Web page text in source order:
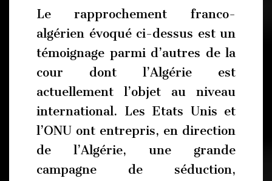
Le rapprochement franco-
algérien évoqué ci-dessus est un
témoignage parmi d’autres de la
cour dont l’Algérie est
actuellement l’objet au niveau
international. Les Etats Unis et
l’ONU ont entrepris, en direction
de l’Algérie, une grande
campagne de séduction,